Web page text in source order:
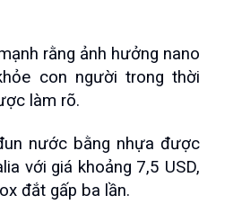
rằng ảnh hưởng nano
con người trong thời
làm rõ.
nước bằng nhựa được
với giá khoảng 7,5 USD,
đắt gấp ba lần.